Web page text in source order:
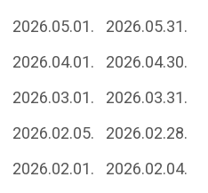
2026.05.01.
2026.05.31.
2026.04.01.
2026.04.30.
2026.03.01.
2026.03.31.
2026.02.05.
2026.02.28.
2026.02.01.
2026.02.04.